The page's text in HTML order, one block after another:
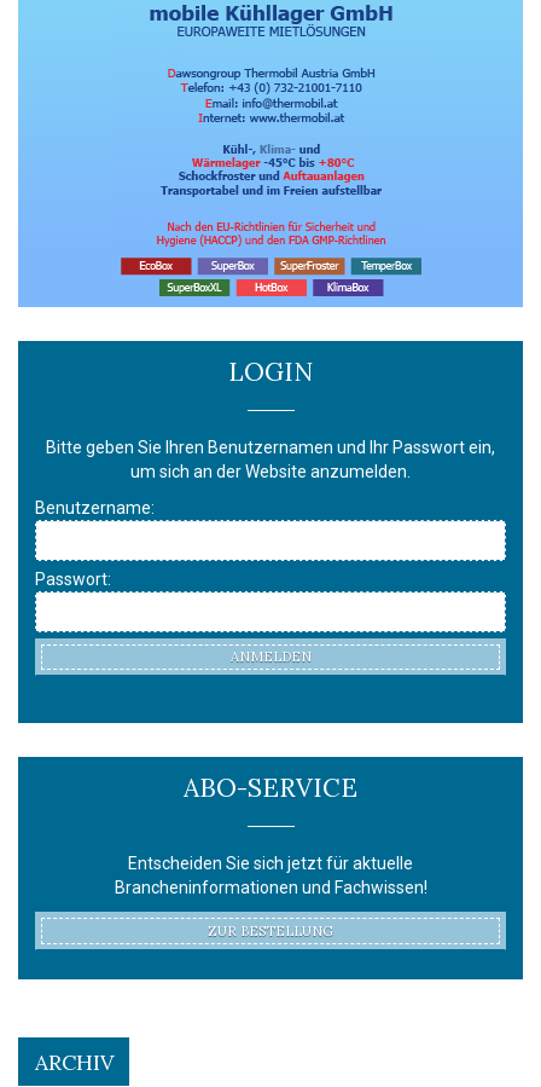
LOGIN
Bitte geben Sie Ihren Benutzernamen und Ihr Passwort ein,
um sich an der Website anzumelden.
Benutzername:
Passwort:
ANMELDEN
ABO-SERVICE
Entscheiden Sie sich jetzt für aktuelle
Brancheninformationen und Fachwissen!
ZUR BESTELLUNG
ARCHIV